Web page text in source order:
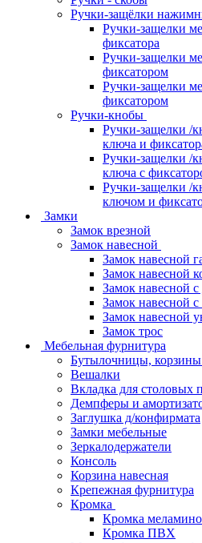
Ручки-защёлки
Ручки-защелки
фиксатора
Ручки-защелки
фиксатором
Ручки-защелки
фиксатором
Ручки-кнобы
Ручки-защелки /
ключа и
Ручки-защелки /
ключа с
Ручки-защелки /
ключом и
Замки
Замок врезной
Замок навесной
Замок навесной
Замок навесной
Замок навесной
Замок навесной
Замок навесной
Замок трос
Мебельная фурнитура
Бутылочницы,
Вешалки
Вкладка для столовых
Демпферы и
Заглушка д/конфирмата
Замки мебельные
Зеркалодержатели
Консоль
Корзина навесная
Крепежная фурнитура
Кромка
Кромка
Кромка ПВХ